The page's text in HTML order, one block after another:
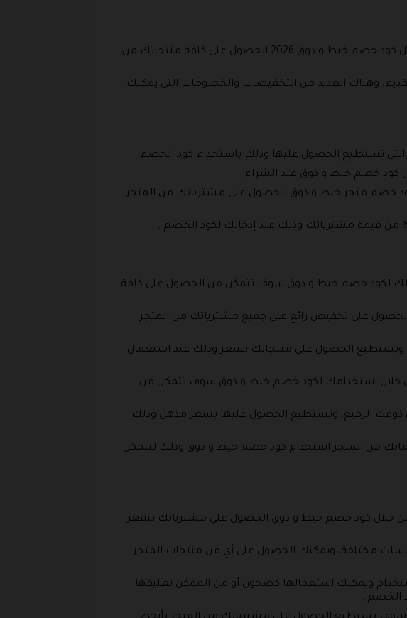
أحصل على قاعدة زجاجية بأطراف ذهبية وهي مناسبة للمناسبات الرسمية، ويمكنك من خلال كود خصم خيط و ذوق 2026 الحصول على كافة منتجاتك من
وهناك العديد من التخفيضات والخصومات التي يمكنك
تستطيع الحصول عليها وذلك باستخدام كود الخصم .
خصم متجر خيط و ذوق الحصول على مشترياتك من المتجر
لكود خصم خيط و ذوق سوف تتمكن من الحصول على كافة
على تخفيض رائع على جميع مشترياتك من المتجر
وتستطيع الحصول على منتجاتك بسعر وذلك عند استعمال
خلال استخدامك لكود خصم خيط و ذوق سوف تتمكن من
ذوقك الرفيع، وتستطيع الحصول عليها بسعر مذهل وذلك
من المتجر استخدام كود خصم خيط و ذوق وذلك لتتمكن
خلال كود خصم خيط و ذوق الحصول على مشترياتك بسعر
مختلفة، ويمكنك الحصول على أي من منتجات المتجر
ويمكنك استعمالها كصحون أو من الممكن تعليقها
الخصم .